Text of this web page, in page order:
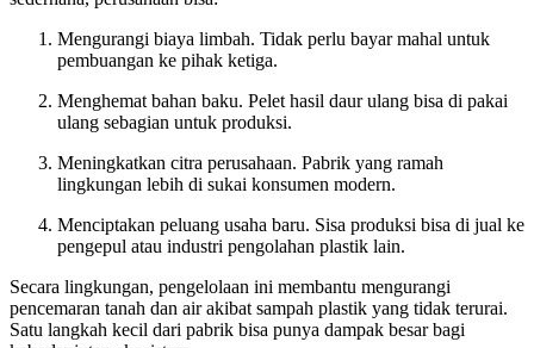
Mengurangi biaya limbah. Tidak perlu bayar mahal untuk
pembuangan ke pihak ketiga.
Menghemat bahan baku. Pelet hasil daur ulang bisa di pakai
ulang sebagian untuk produksi.
Meningkatkan citra perusahaan. Pabrik yang ramah
lingkungan lebih di sukai konsumen modern.
Menciptakan peluang usaha baru. Sisa produksi bisa di jual ke
pengepul atau industri pengolahan plastik lain.
Secara lingkungan, pengelolaan ini membantu mengurangi
pencemaran tanah dan air akibat sampah plastik yang tidak terurai.
Satu langkah kecil dari pabrik bisa punya dampak besar bagi